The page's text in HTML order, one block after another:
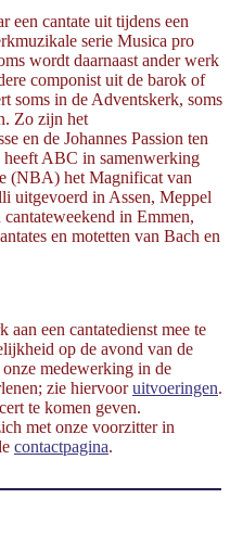
een cantate uit tijdens een
serie Musica pro
wordt daarnaast ander werk
componist uit de barok of
soms in de Adventskerk, soms
Zo zijn het
en de Johannes Passion ten
heeft ABC in samenwerking
(NBA) het Magnificat van
uitgevoerd in Assen, Meppel
in Emmen,
en motetten van Bach en
een cantatedienst mee te
op de avond van de
medewerking in de
zie hiervooruitvoeringen.
te komen geven.
met onze voorzitter in
contactpagina.